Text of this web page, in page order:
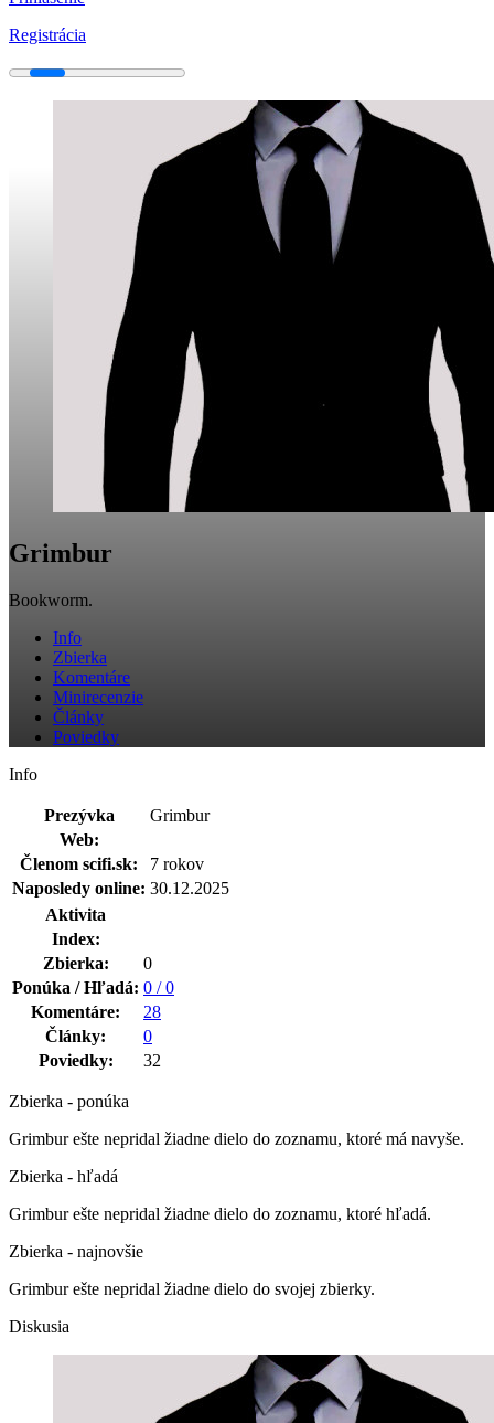
Registrácia
Grimbur
Bookworm.
Info
Zbierka
Komentáre
Minirecenzie
Články
Poviedky
Info
Prezývka
Grimbur
Web:
Členom scifi.sk:
7 rokov
Naposledy online: 30.12.2025
Aktivita
Index:
Zbierka:
0
Ponúka / Hľadá: 0 / 0
Komentáre:
28
Články:
0
Poviedky:
32
Zbierka - ponúka
Grimbur ešte nepridal žiadne dielo do zoznamu, ktoré má navyše.
Zbierka - hľadá
Grimbur ešte nepridal žiadne dielo do zoznamu, ktoré hľadá.
Zbierka - najnovšie
Grimbur ešte nepridal žiadne dielo do svojej zbierky.
Diskusia